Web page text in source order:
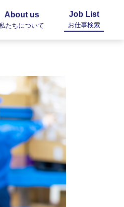
About us
たちについて
Job List
お仕事検索